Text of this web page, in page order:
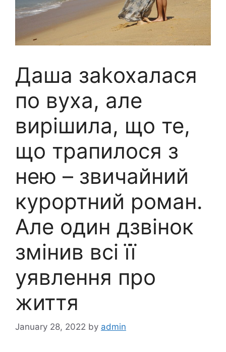
Даша заkохалася
по вуха, але
вирішила, що те,
що трапилося з
нею – звичайний
курортний роман.
Але один дзвінок
змінив всі її
уявлення про
життя
January 28, 2022 by admin